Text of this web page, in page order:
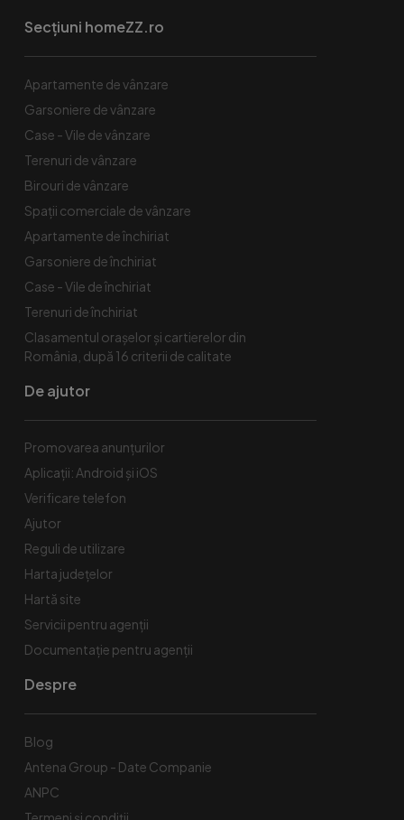
Secțiuni homeZZ.ro
Apartamente de vânzare
Garsoniere de vânzare
Case - Vile de vânzare
Terenuri de vânzare
Birouri de vânzare
Spaţii comerciale de vânzare
Apartamente de închiriat
Garsoniere de închiriat
Case - Vile de închiriat
Terenuri de închiriat
Clasamentul orașelor și cartierelor din
România, după 16 criterii de calitate
De ajutor
Promovarea anunțurilor
Aplicații: Android și iOS
Verificare telefon
Ajutor
Reguli de utilizare
Harta județelor
Hartă site
Servicii pentru agenții
Documentație pentru agenții
Despre
Blog
Antena Group - Date Companie
ANPC